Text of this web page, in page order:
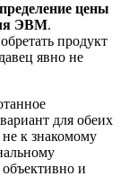
цены
ЭВМ.
продукт
явно не
для обеих
к знакомому
и